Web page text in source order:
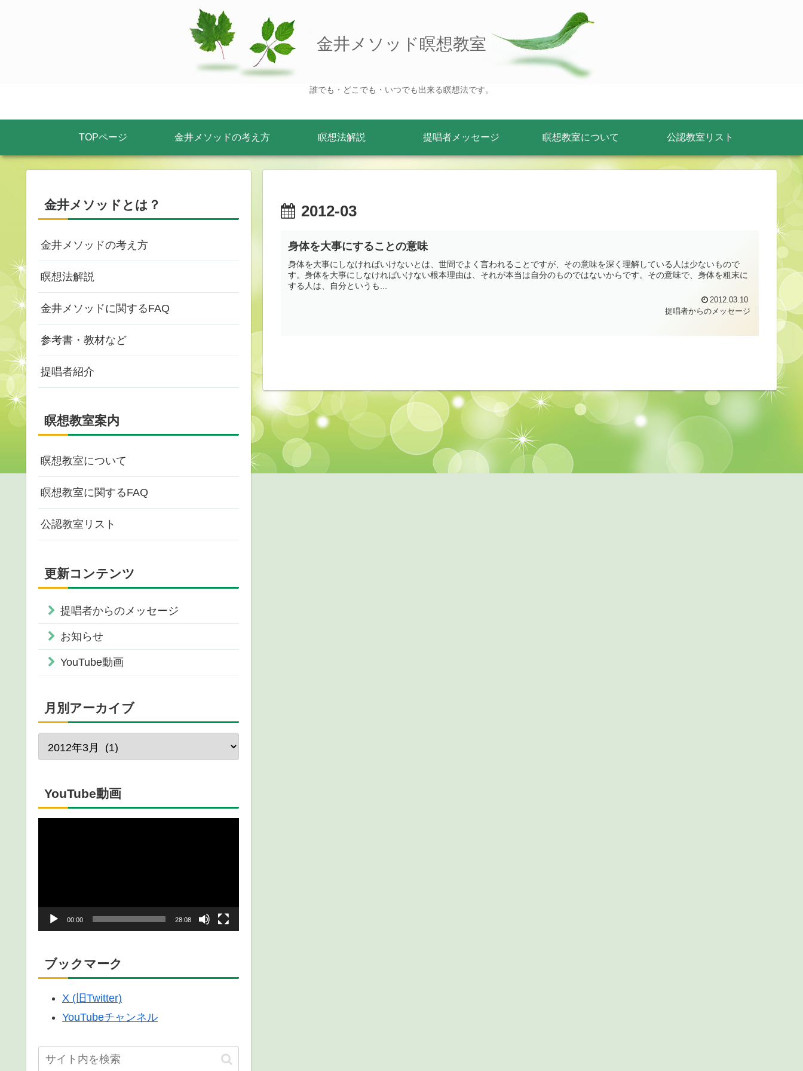
金井メソッド瞑想教室
誰でも・どこでも・いつでも出来る瞑想法です。
TOPページ 金井メソッドの考え方 瞑想法解説 提唱者メッセージ 瞑想教室について 公認教室リスト
2012-03
身体を大事にすることの意味
身体を大事にしなければいけないとは、世間でよく言われることですが、その意味を深く理解している人は少ないもので
す。身体を大事にしなければいけない根本理由は、それが本当は自分のものではないからです。その意味で、身体を粗末に
する人は、自分というも...
2012.03.10
提唱者からのメッセージ
金井メソッドとは？
金井メソッドの考え方
瞑想法解説
金井メソッドに関するFAQ
参考書・教材など
提唱者紹介
瞑想教室案内
瞑想教室について
瞑想教室に関するFAQ
公認教室リスト
更新コンテンツ
提唱者からのメッセージ
お知らせ
YouTube動画
月別アーカイブ
YouTube動画
00:00 28:08
ブックマーク
X (旧Twitter)
YouTubeチャンネル